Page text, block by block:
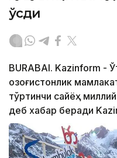
ўсди
BURABAI. Kazinform -
қозоғистонлик
тўртинчи сайёҳ
деб хабар беради